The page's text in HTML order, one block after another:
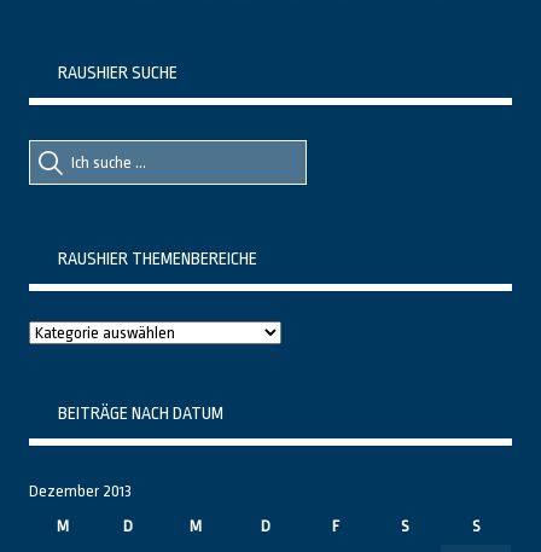
RAUSHIER SUCHE
Suche
nach::
Suche
nach:
RAUSHIER THEMENBEREICHE
Raushier
BEITRÄGE NACH DATUM
Dezember 2013
M
D M D F S
S